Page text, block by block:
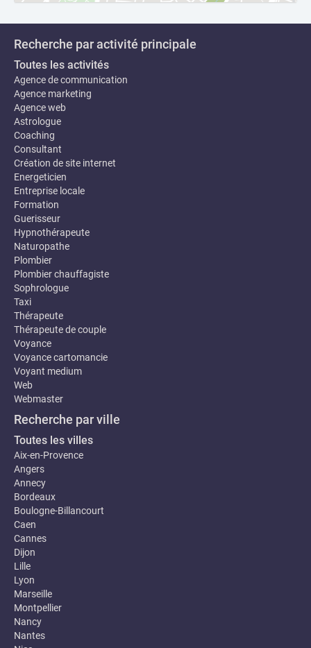
Recherche par activité principale
Toutes les activités
Agence de communication
Agence marketing
Agence web
Astrologue
Coaching
Consultant
Création de site internet
Energeticien
Entreprise locale
Formation
Guerisseur
Hypnothérapeute
Naturopathe
Plombier
Plombier chauffagiste
Sophrologue
Taxi
Thérapeute
Thérapeute de couple
Voyance
Voyance cartomancie
Voyant medium
Web
Webmaster
Recherche par ville
Toutes les villes
Aix-en-Provence
Angers
Annecy
Bordeaux
Boulogne-Billancourt
Caen
Cannes
Dijon
Lille
Lyon
Marseille
Montpellier
Nancy
Nantes